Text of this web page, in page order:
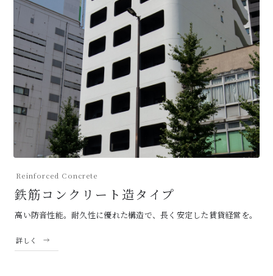
Reinforced Concrete
鉄筋コンクリート造タイプ
高い防音性能。耐久性に優れた構造で、長く安定した賃貸経営を。
詳しく